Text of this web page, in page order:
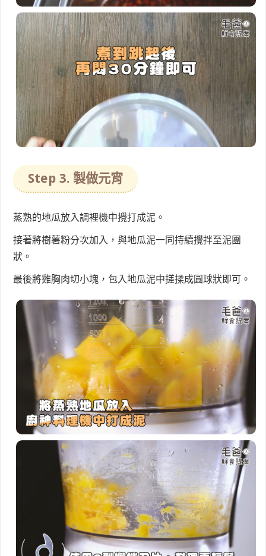
Step 3. 製做元宵
蒸熟的地瓜放入調裡機中攪打成泥。
接著將樹薯粉分次加入，與地瓜泥一同持續攪拌至泥團
狀。
最後將雞胸肉切小塊，包入地瓜泥中搓揉成圓球狀即可。